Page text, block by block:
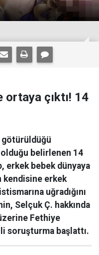
çıktı! 14
götürüldüğü
belirlenen 14
erkek bebek dünyaya
kendisine erkek
uğradığını
Selçuk Ç. hakkında
Fethiye
soruşturma başlattı.